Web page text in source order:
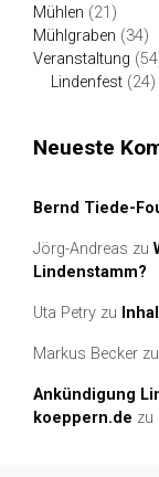
Mühlen (21)
Mühlgraben (34)
Veranstaltung
Lindenfest (24)
Neueste
Bernd Tiede-
Jörg-Andreas zu
Lindenstamm?
Uta Petry zu
Markus Becker zu
Ankündigung
koeppern.de zu